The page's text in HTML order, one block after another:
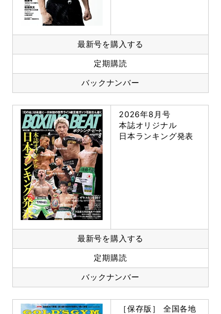
最新号を購入する
定期購読
バックナンバー
2026年8月号
本誌オリジナル
日本ランキング発表
最新号を購入する
定期購読
バックナンバー
［保存版］ 全国各地